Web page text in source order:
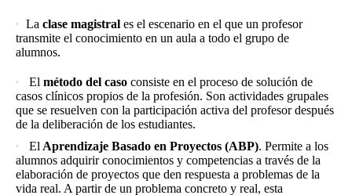
La clase magistral es el escenario en el que un profesor
transmite el conocimiento en un aula a todo el grupo de
alumnos.
El método del caso consiste en el proceso de solución de
casos clínicos propios de la profesión. Son actividades grupales
que se resuelven con la participación activa del profesor después
de la deliberación de los estudiantes.
El Aprendizaje Basado en Proyectos (ABP). Permite a los
alumnos adquirir conocimientos y competencias a través de la
elaboración de proyectos que den respuesta a problemas de la
vida real. A partir de un problema concreto y real, esta